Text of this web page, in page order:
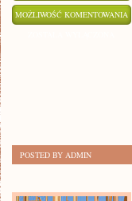
MOŻLIWOŚĆ KOMENTOWANIA
POSTED BY ADMIN